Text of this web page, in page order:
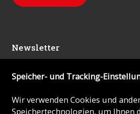
Newsletter
Abonnieren
Speicher- und Tracking-
Wir verwenden Cookies und
Speichertechnologien, um Ihnen